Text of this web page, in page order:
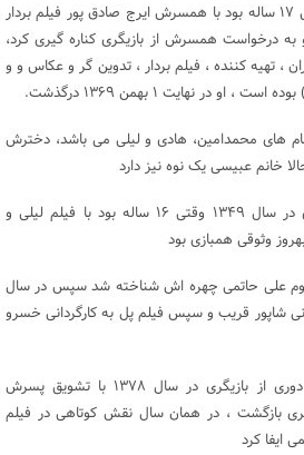
آفرین عبیسی در سال ۱۳۵۰ وقتی ۱۷ ساله بود با همسرش ایرج صادق پور فیلم بردار
به درخواست همسرش از بازیگری کناره گیری کرد،
پور متولد ۱۳۱۹ در تهران ، تهیه کننده ، فیلم بردار ، تدوین گر و عکاس و و
در نهایت ۱ بهمن ۱۳۶۹ درگذشت.
های محمدامین، هادی و لیلی می باشد، دخترش
خانم عبیسی یک نوه نیز دارد
وی فعالیت خود را بصورت جدی در سال ۱۳۴۹ وقتی ۱۶ ساله بود با فیلم لیلی و
وثوقی همبازی بود
طوقی مرحوم علی حاتمی چهره اش شناخته شد سپس در سال
شاپور قریب و سپس فیلم پل به کارگردانی خسرو
آفرین عبیسی بعد از ۲۸ سال دوری از بازیگری در سال ۱۳۷۸ با تشویق پسرش
بازگشت ، در همان سال نقش کوتاهی در فیلم
ایفا کرد